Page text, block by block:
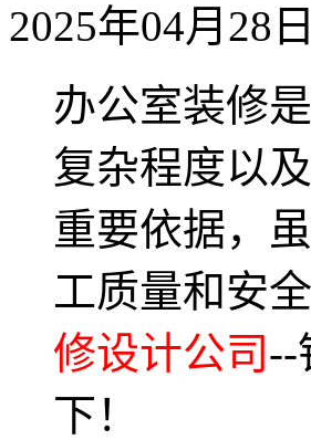
2025年04月28
办公室装修
复杂程度以
重要依据，
工质量和安
修设计公司--
下！